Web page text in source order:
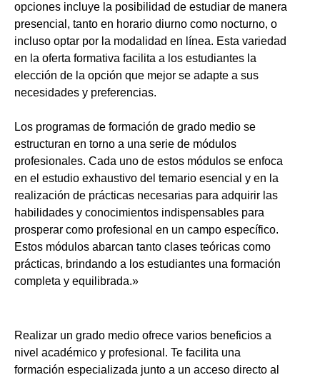
opciones incluye la posibilidad de estudiar de manera
presencial, tanto en horario diurno como nocturno, o
incluso optar por la modalidad en línea. Esta variedad
en la oferta formativa facilita a los estudiantes la
elección de la opción que mejor se adapte a sus
necesidades y preferencias.
Los programas de formación de grado medio se
estructuran en torno a una serie de módulos
profesionales. Cada uno de estos módulos se enfoca
en el estudio exhaustivo del temario esencial y en la
realización de prácticas necesarias para adquirir las
habilidades y conocimientos indispensables para
prosperar como profesional en un campo específico.
Estos módulos abarcan tanto clases teóricas como
prácticas, brindando a los estudiantes una formación
completa y equilibrada.»
Realizar un grado medio ofrece varios beneficios a
nivel académico y profesional. Te facilita una
formación especializada junto a un acceso directo al